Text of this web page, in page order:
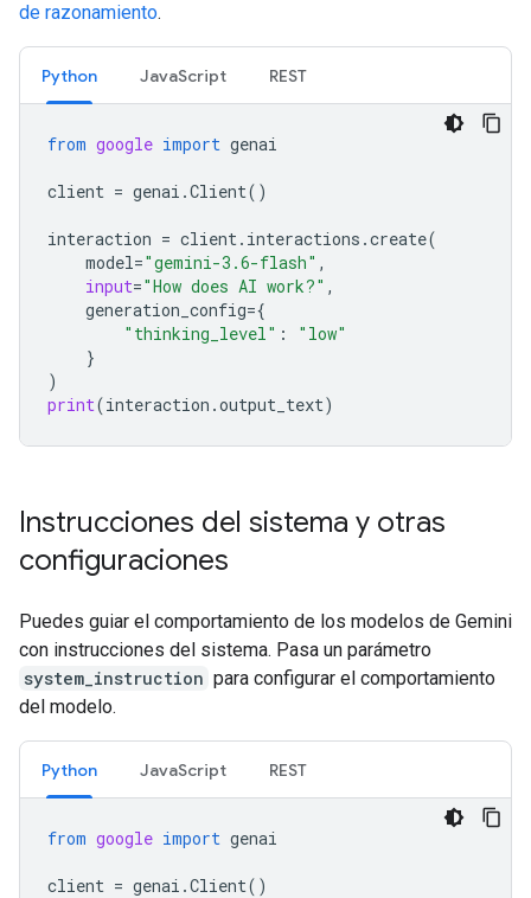
de razonamiento.
Python JavaScript REST
from google import genai
client = genai .Client()
interaction = client. interactions .create(
model="gemini-3.6-flash" ,
input="How does AI work?" ,
generation_config={
"thinking_level" :
"low"
}
)
print(interaction .output_text)
Instrucciones del sistema y otras
configuraciones
Puedes guiar el comportamiento de los modelos de Gemini
con instrucciones del sistema. Pasa un parámetro
system_instruction para configurar el comportamiento
del modelo.
Python JavaScript REST
from google import genai
client = genai .Client()